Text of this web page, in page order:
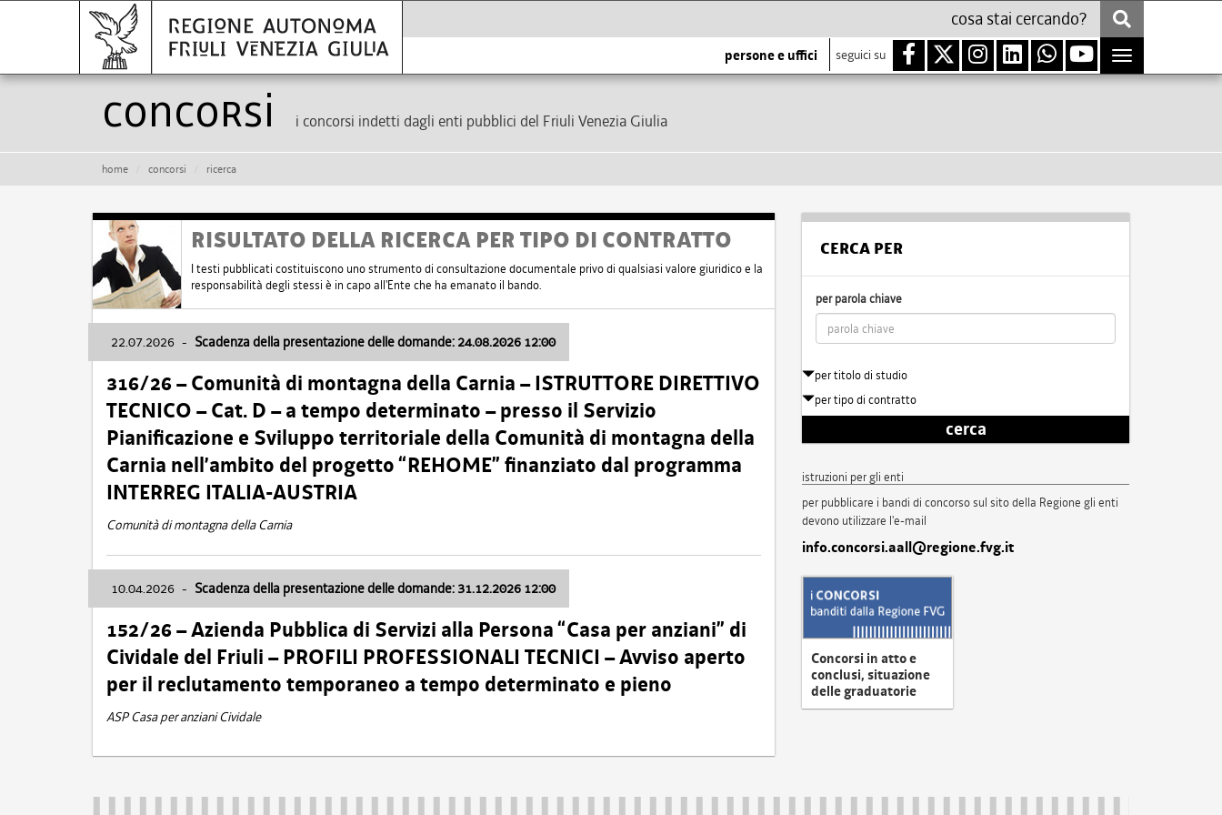
persone e uffici seguici su
Toggle
navigation
Concorsi i concorsi indetti dagli enti pubblici del Friuli Venezia Giulia
home concorsi ricerca
RISULTATO DELLA RICERCA PER TIPO DI CONTRATTO
I testi pubblicati costituiscono uno strumento di consultazione documentale privo di qualsiasi valore giuridico e la
responsabilità degli stessi è in capo all'Ente che ha emanato il bando.
22.07.2026 - Scadenza della presentazione delle domande: 24.08.2026 12:00
316/26 – Comunità di montagna della Carnia – ISTRUTTORE DIRETTIVO
TECNICO – Cat. D – a tempo determinato – presso il Servizio
Pianificazione e Sviluppo territoriale della Comunità di montagna della
Carnia nell’ambito del progetto “REHOME” finanziato dal programma
INTERREG ITALIA-AUSTRIA
Comunità di montagna della Carnia
10.04.2026 - Scadenza della presentazione delle domande: 31.12.2026 12:00
152/26 – Azienda Pubblica di Servizi alla Persona “Casa per anziani” di
Cividale del Friuli – PROFILI PROFESSIONALI TECNICI – Avviso aperto
per il reclutamento temporaneo a tempo determinato e pieno
ASP Casa per anziani Cividale
CERCA PER
per parola chiave
per titolo di studio
per tipo di contratto
cerca
istruzioni per gli enti
per pubblicare i bandi di concorso sul sito della Regione gli enti
devono utilizzare l'e-mail
info.concorsi.aall@regione.fvg.it
Concorsi in atto e
conclusi, situazione
delle graduatorie